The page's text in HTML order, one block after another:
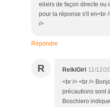
elixirs de façon directe ou
pour la réponse s'il en<br
/>
Répondre
R ReikiGirl 11/12/
<br /> <br />
précautions sont
Boschiero